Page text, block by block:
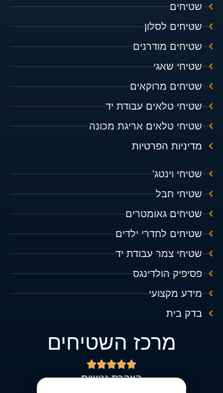
שטיחים
שטיחים לסלון
שטיחים מודרנים
שטיחי שאגי
שטיחים מרוקאים
שטיחי טלאים עבודת יד
שטיחי טלאים אריגת מכונה
מדיניות הפרטיות
שטיחי וינטג'
שטיחי חבל
שטיחים גאומטרים
שטיחים לחדרי ילדים
שטיחי צמר עבודת יד
פסיפיק הולדינגס
מידע מקצועי
בדק בית
מרכז השטיחים





הצהרת נגישות